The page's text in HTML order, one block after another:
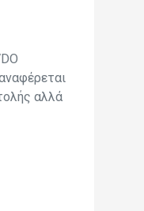
αλλά